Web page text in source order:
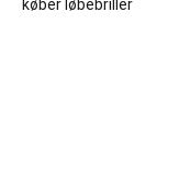
køber løbebriller